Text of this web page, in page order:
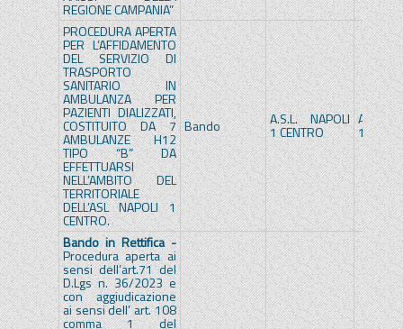
REGIONE CAMPANIA”
PROCEDURA APERTA
PER L’AFFIDAMENTO
DEL SERVIZIO DI
TRASPORTO
SANITARIO IN
AMBULANZA PER
PAZIENTI DIALIZZATI,
COSTITUITO DA 7
AMBULANZE H12
TIPO “B” DA
EFFETTUARSI
NELL’AMBITO DEL
TERRITORIALE
DELL’ASL NAPOLI 1
CENTRO.
Bando A.S.L. NAPOLI
1 CENTRO
A.S.L.
1
Bando in Rettifica -
Procedura aperta ai
sensi dell’art.71 del
D.Lgs n. 36/2023 e
con aggiudicazione
ai sensi dell’ art. 108
comma 1 del